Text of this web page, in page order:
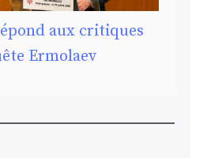
aux critiques
Ermolaev